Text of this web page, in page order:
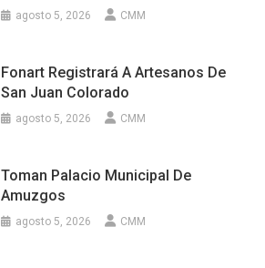
agosto 5, 2026 CMM
Fonart Registrará A Artesanos De
San Juan Colorado
agosto 5, 2026 CMM
Toman Palacio Municipal De
Amuzgos
agosto 5, 2026 CMM